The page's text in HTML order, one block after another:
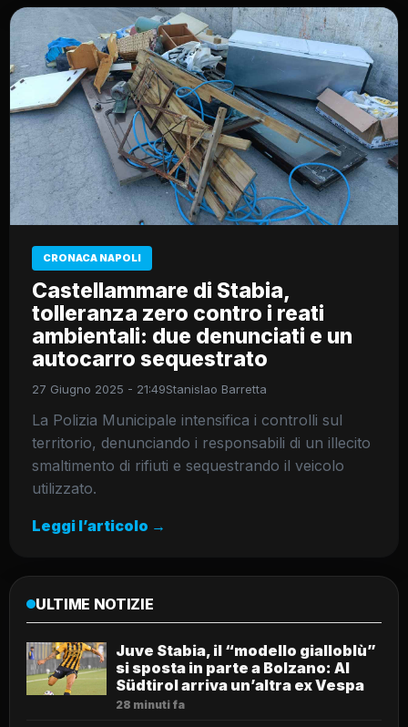
CRONACA NAPOLI
Castellammare di Stabia,
tolleranza zero contro i reati
ambientali: due denunciati e un
autocarro sequestrato
27 Giugno 2025 - 21:49Stanislao Barretta
La Polizia Municipale intensifica i controlli sul
territorio, denunciando i responsabili di un illecito
smaltimento di rifiuti e sequestrando il veicolo
utilizzato.
Leggi l’articolo →
ULTIME NOTIZIE
Juve Stabia, il “modello gialloblù”
si sposta in parte a Bolzano: Al
Südtirol arriva un’altra ex Vespa
28 minuti fa